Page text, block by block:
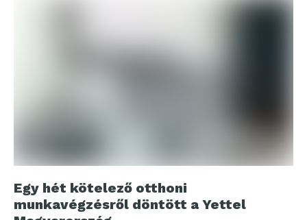
Egy hét kötelező otthoni
munkavégzésről döntött a Yettel